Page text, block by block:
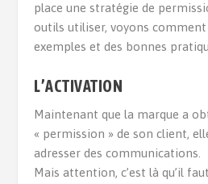
place une stratégie de
outils utiliser, voyons comment
exemples et des bonnes
L’ACTIVATION
Maintenant que la marque a
« permission » de son client,
adresser des communications.
Mais attention, c’est là qu’il